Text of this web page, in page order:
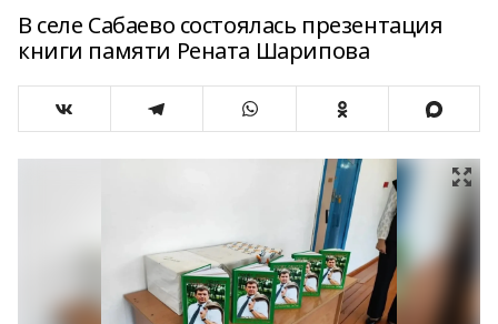
В селе Сабаево состоялась презентация
книги памяти Рената Шарипова